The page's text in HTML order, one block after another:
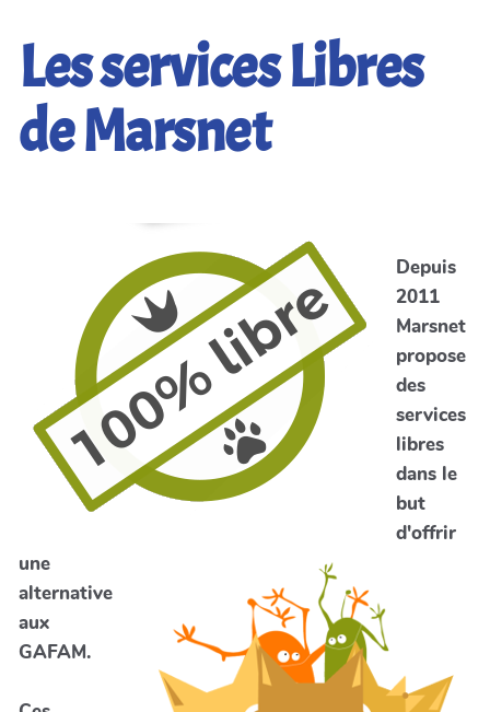
Les services Libres
de Marsnet
Depuis
2011
Marsnet
propose
des
services
libres
dans le
but
d'offrir
une
alternative
aux
GAFAM.